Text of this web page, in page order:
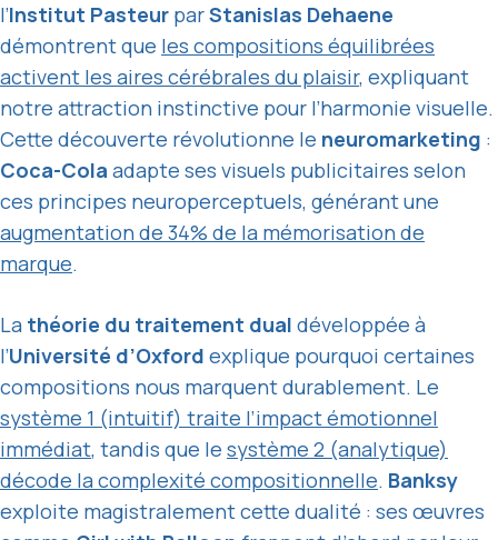
l’Institut Pasteur parStanislas Dehaene
démontrent que les compositions équilibrées
activent les aires cérébrales du plaisir, expliquant
notre attraction instinctive pour l’harmonie visuelle.
Cette découverte révolutionne le neuromarketing :
Coca-Cola adapte ses visuels publicitaires selon
ces principes neuroperceptuels, générant une
augmentation de 34% de la mémorisation de
marque.
La théorie du traitement dual développée à
l’Université d’Oxford explique pourquoi certaines
compositions nous marquent durablement. Le
système 1 (intuitif) traite l’impact émotionnel
immédiat, tandis que le système 2 (analytique)
décode la complexité compositionnelle. Banksy
exploite magistralement cette dualité : ses œuvres